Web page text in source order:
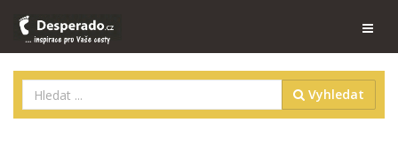
Vyhledat